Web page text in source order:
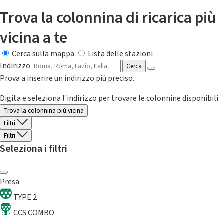
Trova la colonnina di ricarica più
vicina a te
Cerca sulla mappa
Lista delle stazioni
Indirizzo
Cerca
Prova a inserire un indirizzo più preciso.
Digita e seleziona l'indirizzo per trovare le colonnine disponibili
Trova la colonnina piú vicina
Filtri
Filtri
Seleziona i filtri
Presa
TYPE 2
CCS COMBO